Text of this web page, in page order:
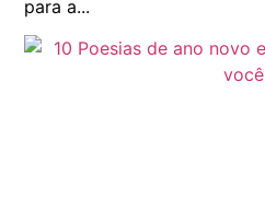
para a...